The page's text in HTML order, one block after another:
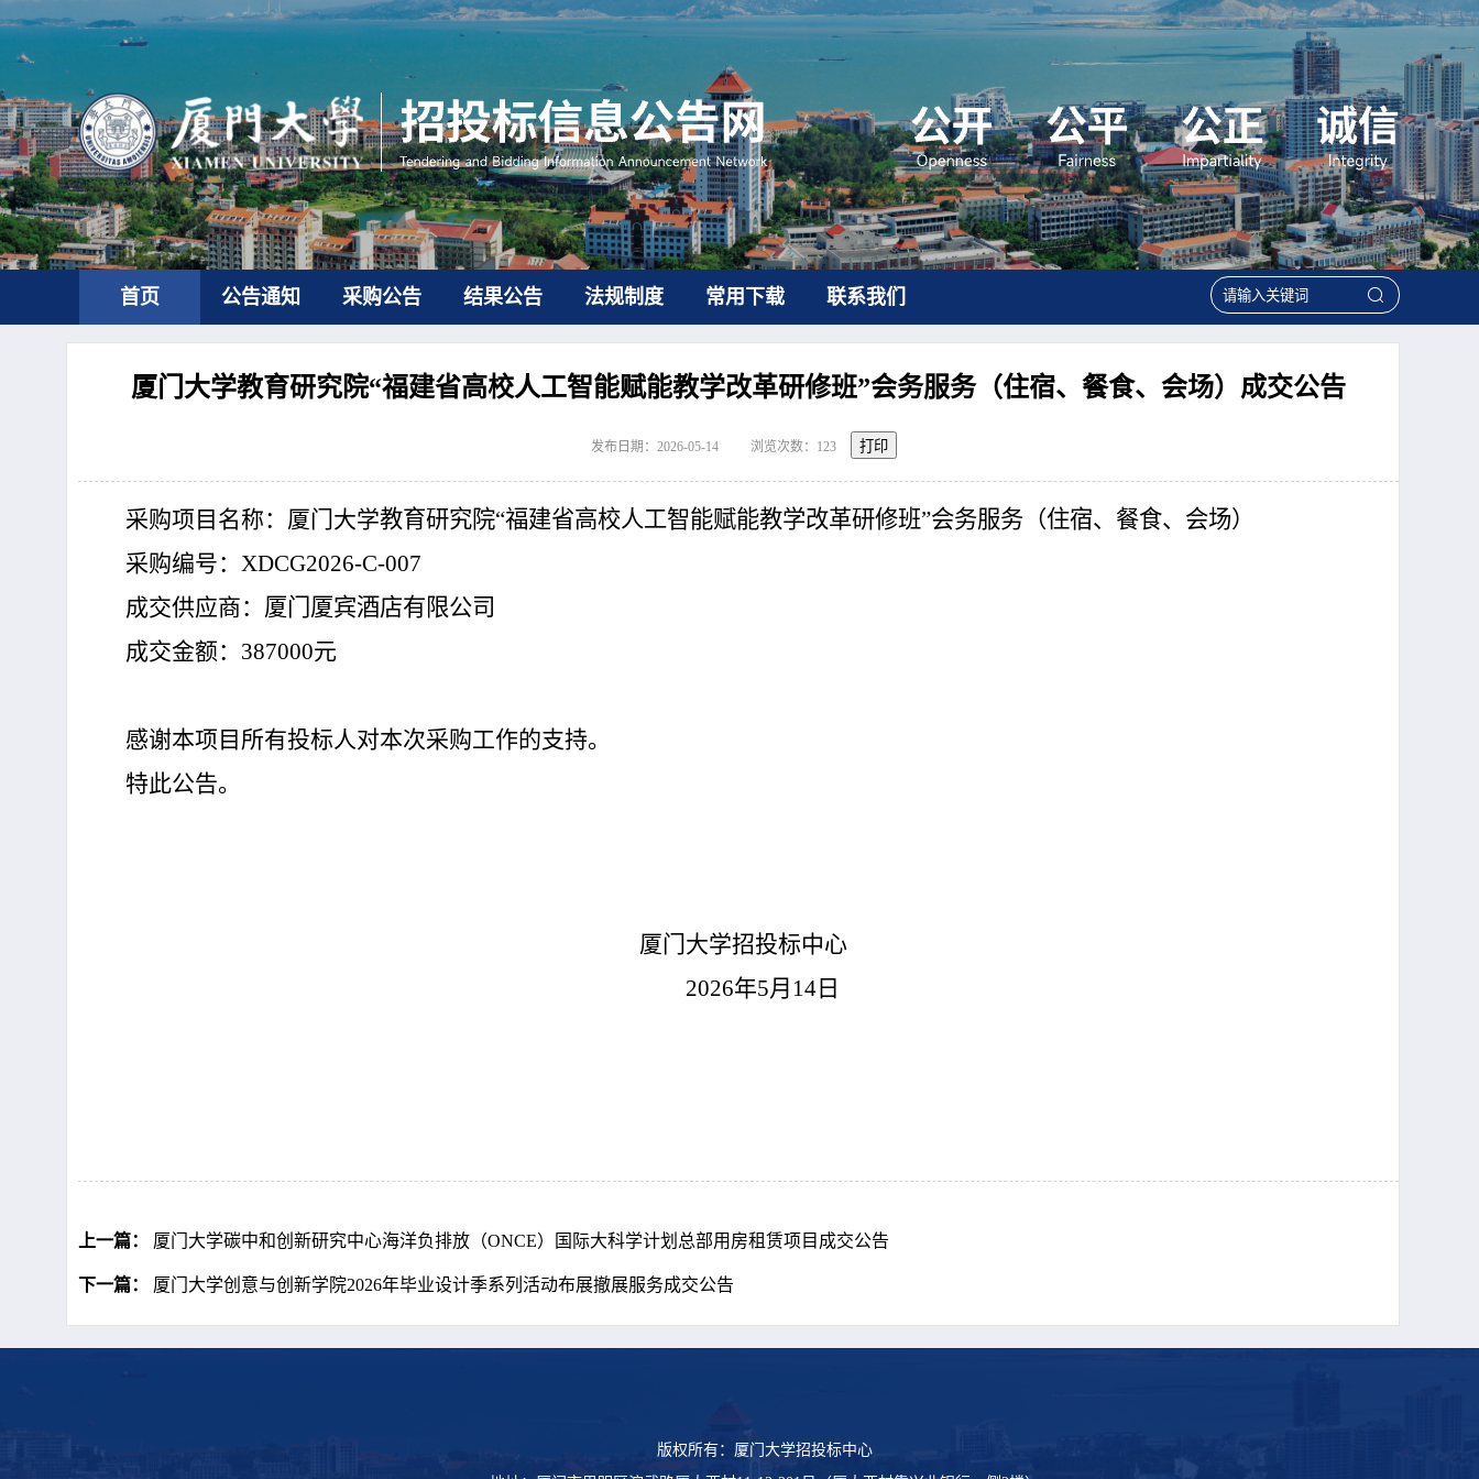
首页 公告通知 采购公告 结果公告 法规制度 常用下载 联系我们
厦门大学教育研究院“福建省高校人工智能赋能教学改革研修班”会务服务（住宿、餐食、会场）成交公告
发布日期：2026-05-14 浏览次数： 123 打印
采购项目名称： 厦门大学教育研究院“福建省高校人工智能赋能教学改革研修班”会务服务（住宿、餐食、会场）
采购编号： XDCG2026-C-007
成交供应商： 厦门厦宾酒店有限公司
成交金额： 387000元
感谢本项目所有投标人对本次采购工作的支持。
特此公告。
厦门大学招投标中心
2026年5月 14日
上一篇： 厦门大学碳中和创新研究中心海洋负排放（ONCE）国际大科学计划总部用房租赁项目成交公告
下一篇： 厦门大学创意与创新学院2026年毕业设计季系列活动布展撤展服务成交公告
版权所有：厦门大学招投标中心